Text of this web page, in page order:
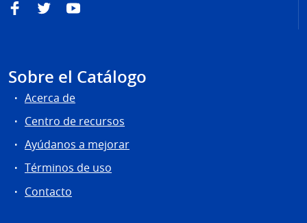
FacebookTwitterYouTube
Sobre el Catálogo
Acerca de
Centro de recursos
Ayúdanos a mejorar
Términos de uso
Contacto